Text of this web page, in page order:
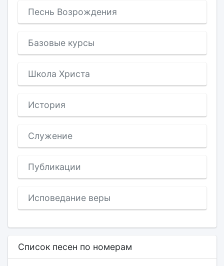
Песнь Возрождения
Базовые курсы
Школа Христа
История
Служение
Публикации
Исповедание веры
Список песен по номерам